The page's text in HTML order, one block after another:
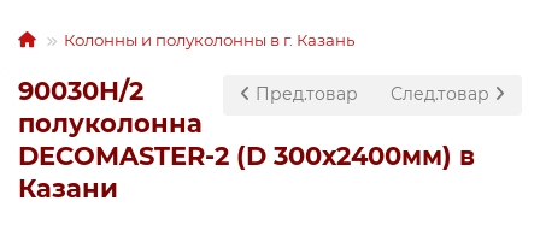
Колонны и полуколонны в г. Казань
Пред.товар След.товар
90030H/2
полуколонна
DECOMASTER-2 (D 300х2400мм) в
Казани